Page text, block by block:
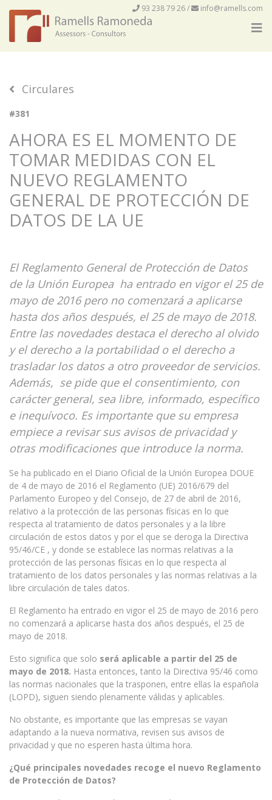
93 238 79 26/ info@ramells.com
Circulares
#381
AHORA ES EL MOMENTO DE
TOMAR MEDIDAS CON EL
NUEVO REGLAMENTO
GENERAL DE PROTECCIÓN DE
DATOS DE LA UE
El Reglamento General de Protección de Datos
de la Unión Europea ha entrado en vigor el 25 de
mayo de 2016 pero no comenzará a aplicarse
hasta dos años después, el 25 de mayo de 2018.
Entre las novedades destaca el derecho al olvido
y el derecho a la portabilidad o el derecho a
trasladar los datos a otro proveedor de servicios.
Además, se pide que el consentimiento, con
carácter general, sea libre, informado, específico
e inequívoco. Es importante que su empresa
empiece a revisar sus avisos de privacidad y
otras modificaciones que introduce la norma.
Se ha publicado en el Diario Oficial de la Unión Europea DOUE
de 4 de mayo de 2016 el Reglamento (UE) 2016/679 del
Parlamento Europeo y del Consejo, de 27 de abril de 2016,
relativo a la protección de las personas físicas en lo que
respecta al tratamiento de datos personales y a la libre
circulación de estos datos y por el que se deroga la Directiva
95/46/CE , y donde se establece las normas relativas a la
protección de las personas físicas en lo que respecta al
tratamiento de los datos personales y las normas relativas a la
libre circulación de tales datos.
El Reglamento ha entrado en vigor el 25 de mayo de 2016 pero
no comenzará a aplicarse hasta dos años después, el 25 de
mayo de 2018.
Esto significa que solo será aplicable a partir del 25 de
mayo de 2018. Hasta entonces, tanto la Directiva 95/46 como
las normas nacionales que la trasponen, entre ellas la española
(LOPD), siguen siendo plenamente válidas y aplicables.
No obstante, es importante que las empresas se vayan
adaptando a la nueva normativa, revisen sus avisos de
privacidad y que no esperen hasta última hora.
¿Qué principales novedades recoge el nuevo Reglamento
de Protección de Datos?